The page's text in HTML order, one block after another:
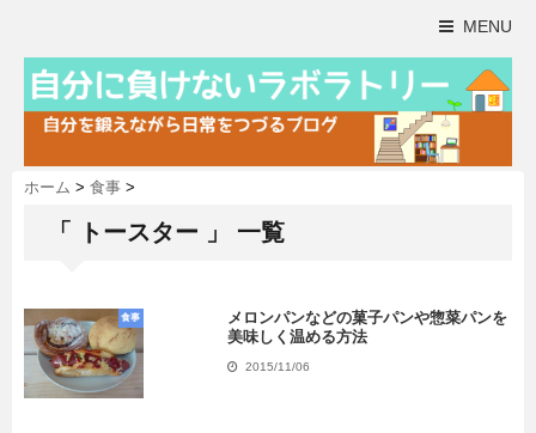
MENU
ホーム > 食事 >
「 トースター 」 一覧
食事
メロンパンなどの菓子パンや惣菜パンを
美味しく温める方法
2015/11/06